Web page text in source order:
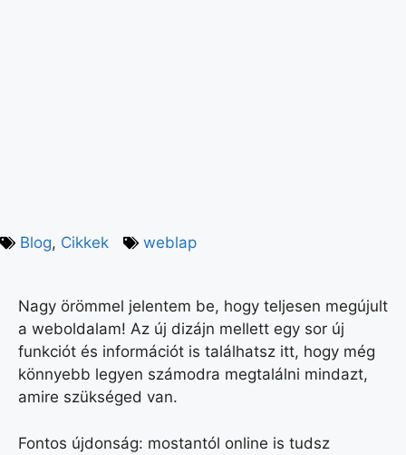
Blog, Cikkek weblap
Nagy örömmel jelentem be, hogy teljesen megújult
a weboldalam! Az új dizájn mellett egy sor új
funkciót és információt is találhatsz itt, hogy még
könnyebb legyen számodra megtalálni mindazt,
amire szükséged van.
Fontos újdonság: mostantól online is tudsz